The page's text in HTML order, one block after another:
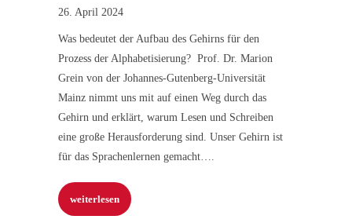
26. April 2024
Was bedeutet der Aufbau des Gehirns für den
Prozess der Alphabetisierung? Prof. Dr. Marion
Grein von der Johannes-Gutenberg-Universität
Mainz nimmt uns mit auf einen Weg durch das
Gehirn und erklärt, warum Lesen und Schreiben
eine große Herausforderung sind. Unser Gehirn ist
für das Sprachenlernen gemacht….
weiterlesen